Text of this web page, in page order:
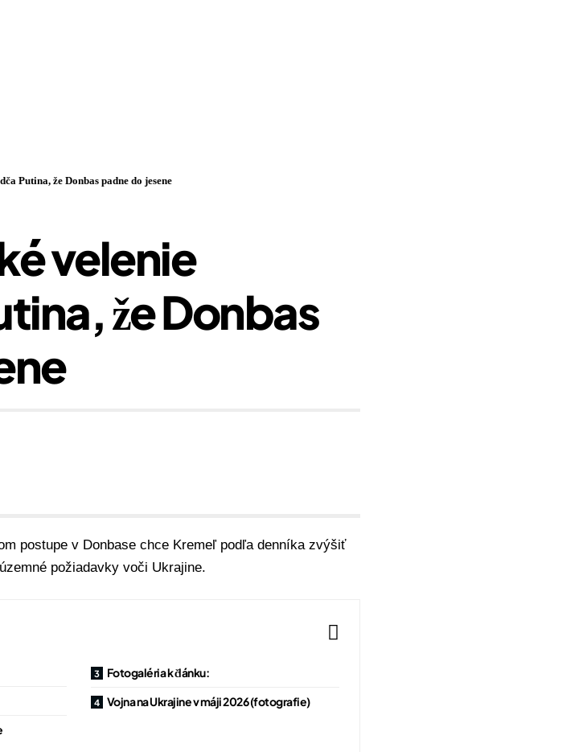
Putina, že Donbas padne do jesene
velenie
že Donbas
postupe v Donbase chce Kremeľ podľa denníka zvýšiť
požiadavky voči Ukrajine.
Fotogaléria k článku:
Vojna na Ukrajine v máji 2026 (fotografie)